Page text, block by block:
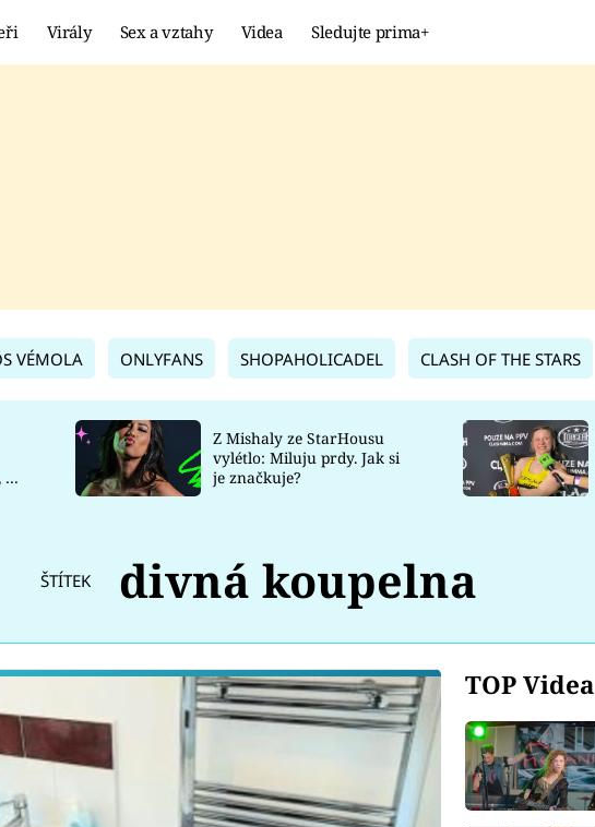
Virály Sex a vztahy Videa Sledujte prima+
VÉMOLA ONLYFANS SHOPAHOLICADEL CLASH OF THE STARS
Z Mishaly ze StarHousu
vylétlo: Miluju prdy. Jak si
je značkuje?
ŠTÍTEK divná koupelna
TOP Videa